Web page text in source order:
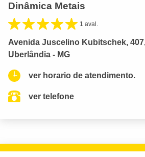
Dinâmica Metais
1 aval.
Avenida Juscelino Kubitschek,
Uberlândia - MG
ver horario de atendimento.
ver telefone